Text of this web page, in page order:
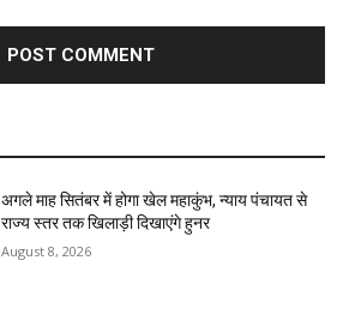
अगले माह सितंबर में होगा खेल महाकुंभ, न्याय पंचायत से
राज्य स्तर तक खिलाड़ी दिखाएंगे हुनर
August 8, 2026